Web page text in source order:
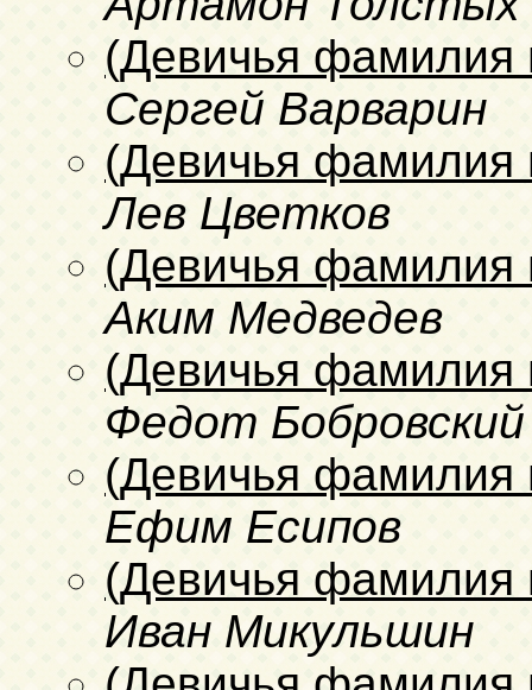
(Девичья фамилия
Сергей Варварин
(Девичья фамилия
Лев Цветков
(Девичья фамилия
Аким Медведев
(Девичья фамилия
Федот Бобровский
(Девичья фамилия
Ефим Есипов
(Девичья фамилия
Иван Микульшин